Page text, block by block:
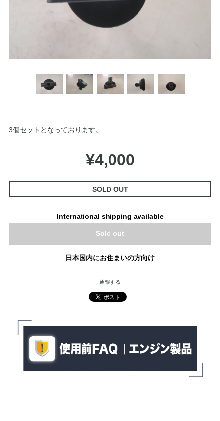
3個セットとなっております。
¥4,000
SOLD OUT
International shipping available
Sold out
日本国内にお住まいの方向け
通報する